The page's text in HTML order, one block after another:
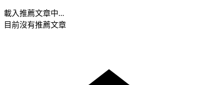
載入推薦文章中...
目前沒有推薦文章